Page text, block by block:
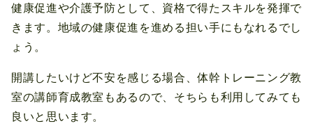
健康促進や介護予防として、資格で得たスキルを発揮で
きます。地域の健康促進を進める担い手にもなれるでし
ょう。
開講したいけど不安を感じる場合、体幹トレーニング教
室の講師育成教室もあるので、そちらも利用してみても
良いと思います。